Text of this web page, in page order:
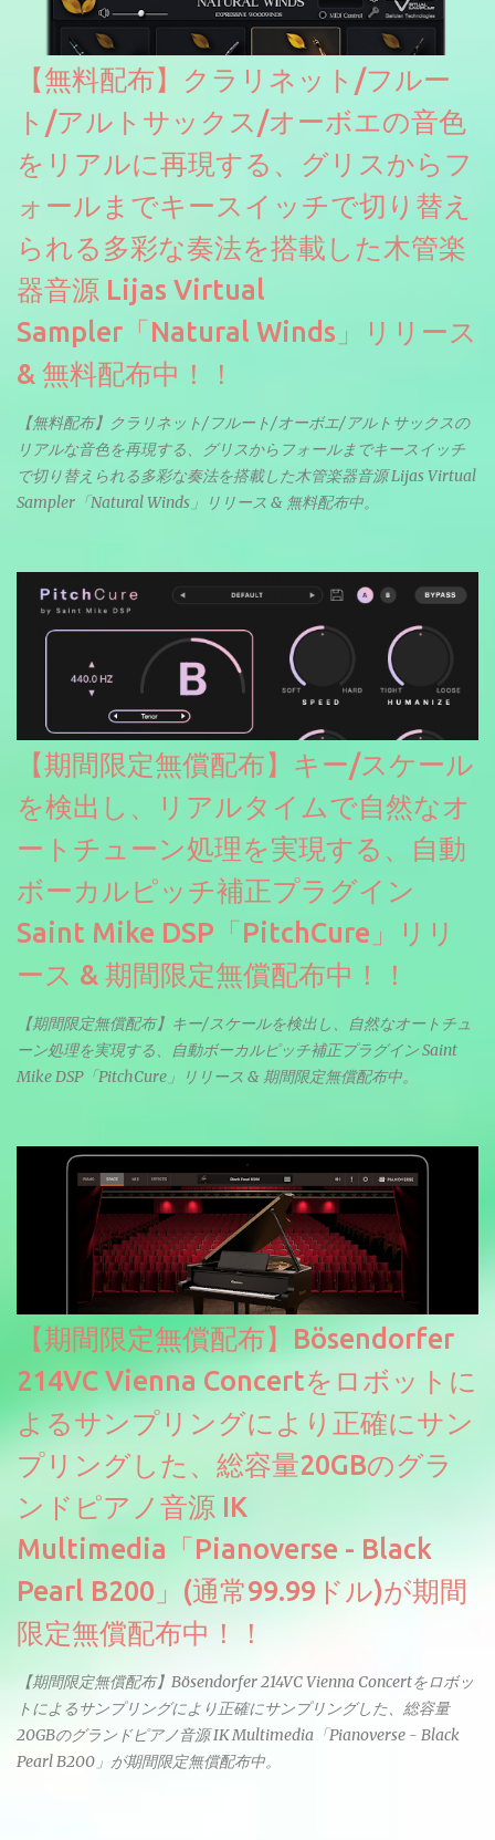
【無料配布】クラリネット/フルー
ト/アルトサックス/オーボエの音色
をリアルに再現する、グリスからフ
ォールまでキースイッチで切り替え
られる多彩な奏法を搭載した木管楽
器音源 Lijas Virtual
Sampler「Natural Winds」リリース
& 無料配布中！！
【無料配布】クラリネット/フルート/オーボエ/アルトサックスの
リアルな音色を再現する、グリスからフォールまでキースイッチ
で切り替えられる多彩な奏法を搭載した木管楽器音源 Lijas Virtual
Sampler「Natural Winds」リリース & 無料配布中。
【期間限定無償配布】キー/スケール
を検出し、リアルタイムで自然なオ
ートチューン処理を実現する、自動
ボーカルピッチ補正プラグイン
Saint Mike DSP「PitchCure」リリ
ース & 期間限定無償配布中！！
【期間限定無償配布】キー/スケールを検出し、自然なオートチュ
ーン処理を実現する、自動ボーカルピッチ補正プラグイン Saint
Mike DSP「PitchCure」リリース & 期間限定無償配布中。
【期間限定無償配布】Bösendorfer
214VC Vienna Concertをロボットに
よるサンプリングにより正確にサン
プリングした、総容量20GBのグラ
ンドピアノ音源 IK
Multimedia「Pianoverse - Black
Pearl B200」(通常99.99ドル)が期間
限定無償配布中！！
【期間限定無償配布】Bösendorfer 214VC Vienna Concertをロボッ
トによるサンプリングにより正確にサンプリングした、総容量
20GBのグランドピアノ音源 IK Multimedia「Pianoverse - Black
Pearl B200」が期間限定無償配布中。